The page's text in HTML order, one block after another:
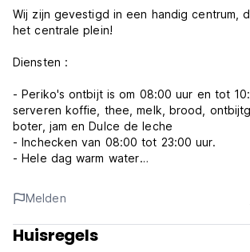
Wij zijn gevestigd in een handig centrum,
het centrale plein!
Diensten :
- Periko's ontbijt is om 08:00 uur en tot
serveren koffie, thee, melk, brood,
boter, jam en Dulce de leche
- Inchecken van 08:00 tot 23:00 uur.
- Hele dag warm water
- GRATIS internettoegang en WiFi
- Wasserette
- Volledig ingerichte keuken (magnetron,
enz.)
Melden
Huisregels